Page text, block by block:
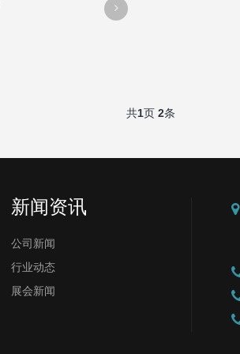
共1页 2条
新闻资讯
公司新闻
行业动态
展会新闻